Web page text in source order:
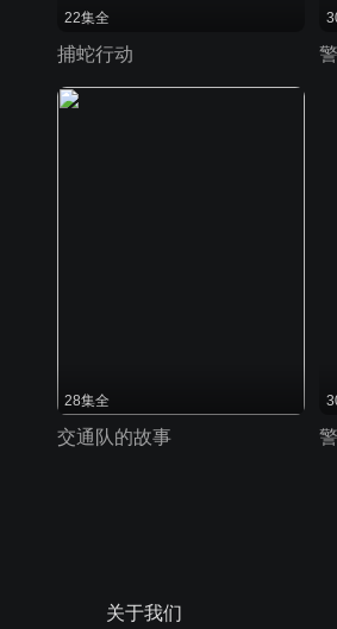
22集全
捕蛇行动
28集全
交通队的故事
关于我们